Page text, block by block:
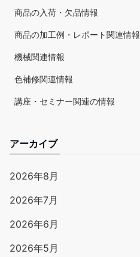
商品の入荷・欠品情報
商品の加工例・レポート関連情報
機械関連情報
色補修関連情報
講座・セミナー関連の情報
アーカイブ
2026年8月
2026年7月
2026年6月
2026年5月